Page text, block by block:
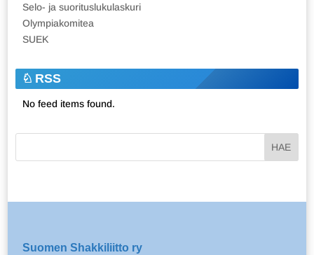
Selo- ja suorituslukulaskuri
Olympiakomitea
SUEK
RSS
No feed items found.
Suomen Shakkiliitto ry